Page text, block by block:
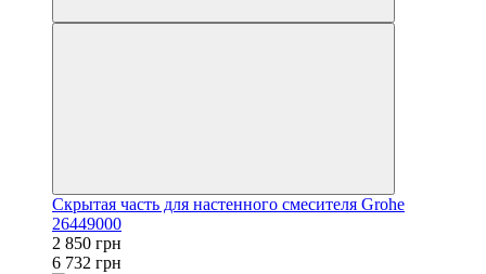
Скрытая часть для настенного смесителя Grohe
26449000
2 850 грн
6 732 грн